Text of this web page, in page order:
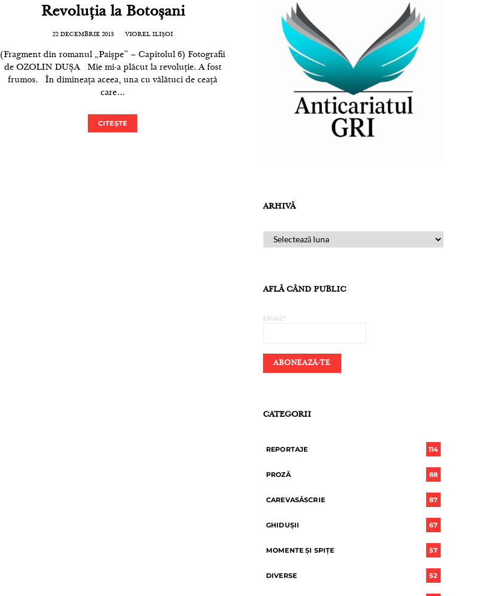
Revoluția la Botoșani
22 DECEMBRIE 2013 VIOREL ILIȘOI
(Fragment din romanul „Paișpe” – Capitolul 6) Fotografii
de OZOLIN DUȘA Mie mi-a plăcut la revoluție. A fost
frumos. În dimineața aceea, una cu vălătuci de ceață
care…
CITEȘTE
ARHIVĂ
ARHIVĂ
AFLĂ CÂND PUBLIC
EMAIL*
CATEGORII
REPORTAJE 114
PROZĂ 88
CAREVASĂSCRIE 87
GHIDUȘII 67
MOMENTE ȘI SPIȚE 57
DIVERSE 52